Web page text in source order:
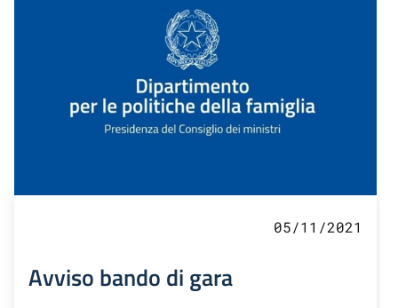
05/11/2021
Avviso bando di gara